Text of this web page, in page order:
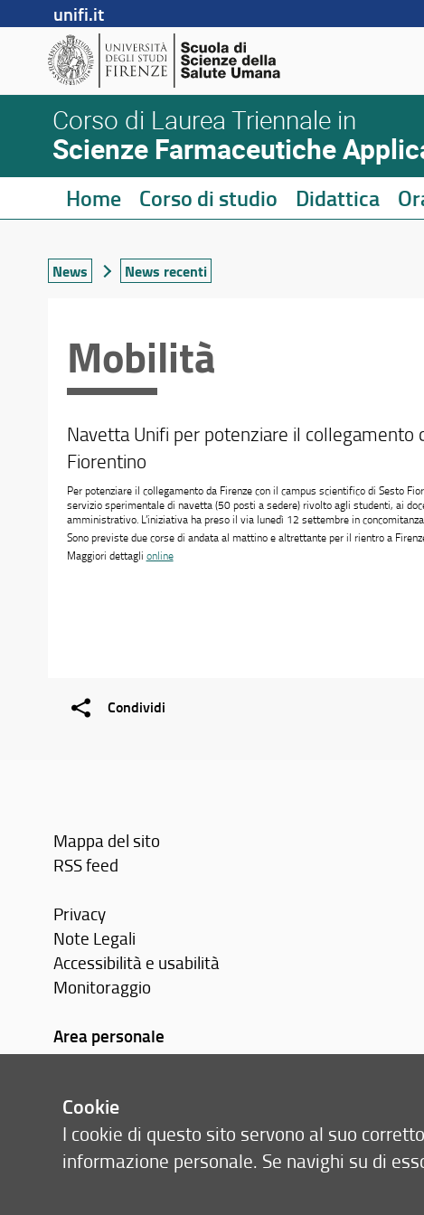
unifi.it
Corso di Laurea Triennale in
Scienze Farmaceutiche
Home Corso di studio Didattica
News News recenti
Mobilità
Navetta Unifi per potenziare il collegamento
Fiorentino
Per potenziare il collegamento da Firenze con il campus scientifico di Sesto
servizio sperimentale di navetta (50 posti a sedere) rivolto agli studenti, ai
amministrativo. L’iniziativa ha preso il via lunedì 12 settembre in
Sono previste due corse di andata al mattino e altrettante per il rientro a
Maggiori dettagli online
Condividi
Mappa del sito
RSS feed
Privacy
Note Legali
Accessibilità e usabilità
Monitoraggio
Area personale
Cookie
I cookie di questo sito servono al suo
informazione personale. Se navighi su di